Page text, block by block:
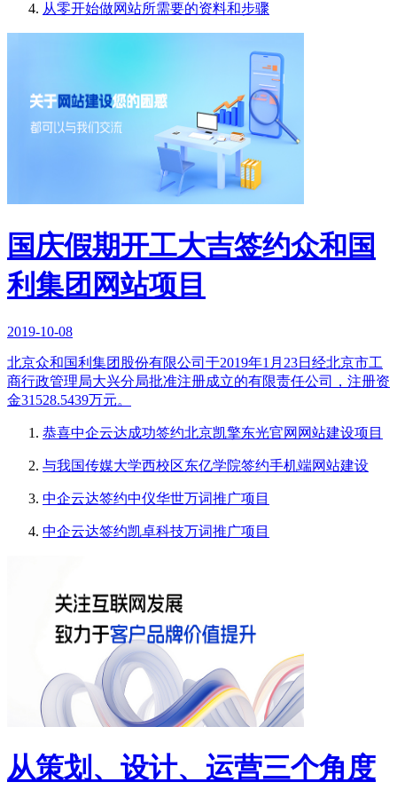
从零开始做网站所需要的资料和步骤
国庆假期开工大吉签约众和国
利集团网站项目
2019-10-08
北京众和国利集团股份有限公司于2019年1月23日经北京市工
商行政管理局大兴分局批准注册成立的有限责任公司，注册资
金31528.5439万元。
恭喜中企云达成功签约北京凯擎东光官网网站建设项目
与我国传媒大学西校区东亿学院签约手机端网站建设
中企云达签约中仪华世万词推广项目
中企云达签约凯卓科技万词推广项目
从策划、设计、运营三个角度